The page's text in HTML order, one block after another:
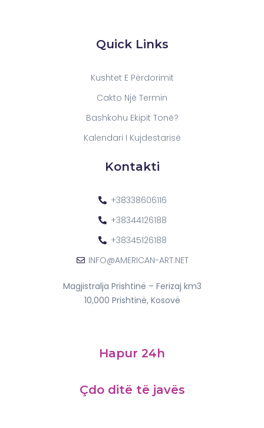
Quick Links
Kushtet E Përdorimit
Cakto Një Termin
Bashkohu Ekipit Tonë?
Kalendari I Kujdestarisë
Kontakti
+38338606116
+38344126188
+38345126188
INFO@AMERICAN-ART.NET
Magjistralja Prishtinë – Ferizaj km3
10,000 Prishtinë, Kosovë
Hapur 24h
Çdo ditë të javës